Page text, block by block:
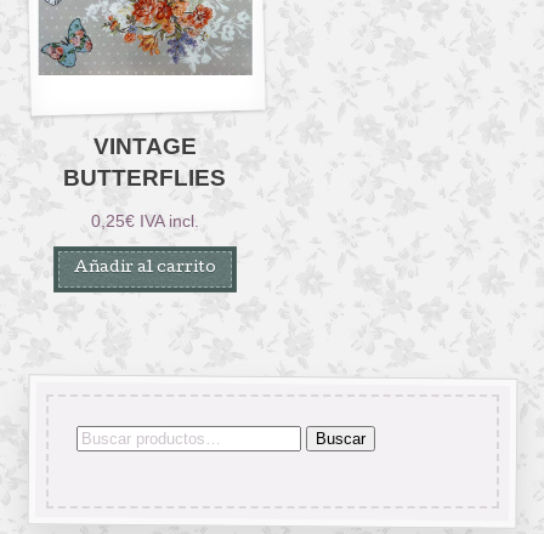
VINTAGE
BUTTERFLIES
0,25€ IVA incl.
Añadir al carrito
Buscar
Buscar